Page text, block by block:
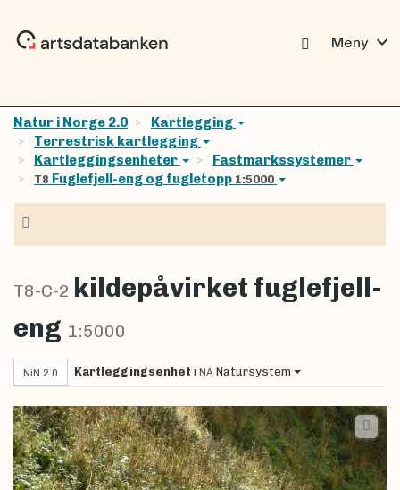
Meny expand_more
Natur i Norge 2.0
Kartlegging
Terrestrisk kartlegging
Kartleggingsenheter
Fastmarkssystemer
T8 Fuglefjell-eng og fugletopp 1:5000
T8-C-2 kildepåvirket fuglefjell-
eng 1:5000
NiN 2.0 Kartleggingsenhet i NA Natursystem